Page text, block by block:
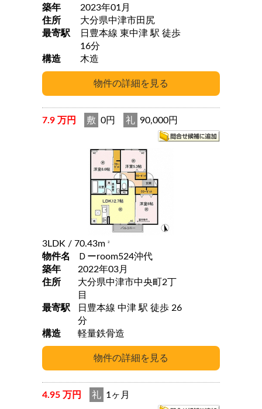
築年
2023年01月
住所
大分県中津市田尻
最寄駅
日豊本線 東中津 駅 徒歩
16分
構造
木造
7.9 万円 敷 0円 礼 90,000円
3LDK / 70.43m 2
物件名
Ｄーroom524沖代
築年
2022年03月
住所
大分県中津市中央町2丁
目
最寄駅
日豊本線 中津 駅 徒歩 26
分
構造
軽量鉄骨造
4.95 万円 礼 1ヶ月